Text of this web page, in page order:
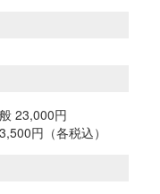
23,000円
円（各税込）